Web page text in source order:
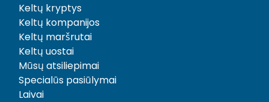
Keltų kryptys
Keltų kompanijos
Keltų maršrutai
Keltų uostai
Mūsų atsiliepimai
Specialūs pasiūlymai
Laivai